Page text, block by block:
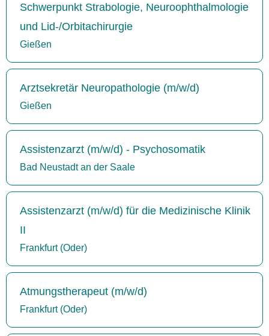
Schwerpunkt Strabologie, Neuroophthalmologie
und Lid-/Orbitachirurgie
Gießen
Arztsekretär Neuropathologie (m/w/d)
Gießen
Assistenzarzt (m/w/d) - Psychosomatik
Bad Neustadt an der Saale
Assistenzarzt (m/w/d) für die Medizinische Klinik
II
Frankfurt (Oder)
Atmungstherapeut (m/w/d)
Frankfurt (Oder)